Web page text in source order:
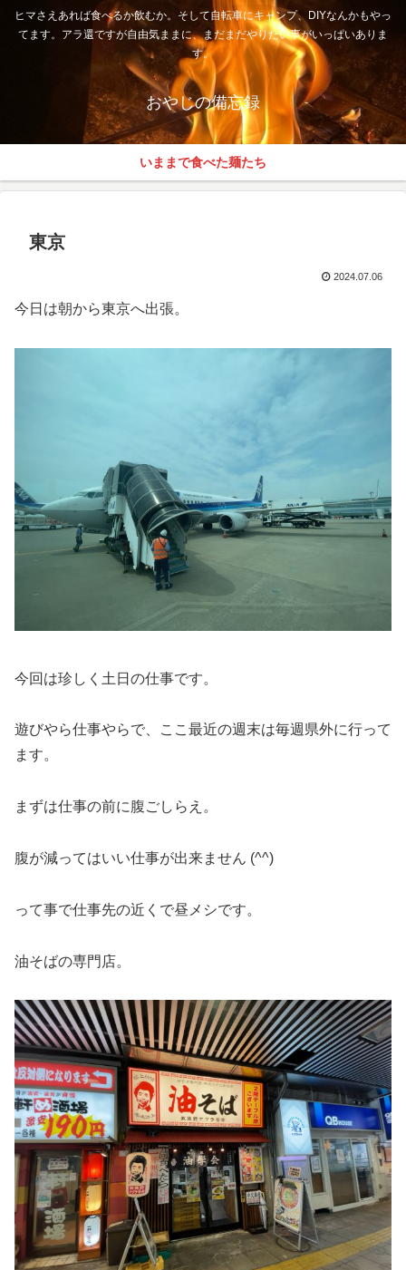
ヒマさえあれば食べるか飲むか。そして自転車にキャンプ、DIYなんかもやっ
てます。アラ還ですが自由気ままに、まだまだやりたい事がいっぱいありま
す。
おやじの備忘録
いままで食べた麺たち
東京
2024.07.06
今日は朝から東京へ出張。
今回は珍しく土日の仕事です。
遊びやら仕事やらで、ここ最近の週末は毎週県外に行って
ます。
まずは仕事の前に腹ごしらえ。
腹が減ってはいい仕事が出来ません (^^)
って事で仕事先の近くで昼メシです。
油そばの専門店。